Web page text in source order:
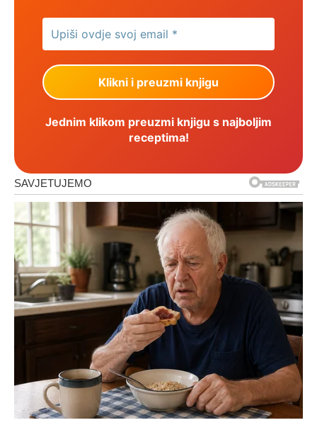
Jednim klikom preuzmi knjigu s najboljim
receptima!